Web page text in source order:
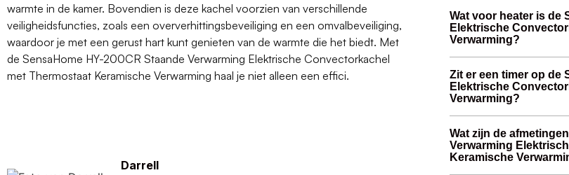
warmte in de kamer. Bovendien is deze kachel voorzien van verschillende
veiligheidsfuncties, zoals een oververhittingsbeveiliging en een omvalbeveiliging,
waardoor je met een gerust hart kunt genieten van de warmte die het biedt. Met
de SensaHome HY-200CR Staande Verwarming Elektrische Convectorkachel
met Thermostaat Keramische Verwarming haal je niet alleen een effici.
Darrell
Wat voor heater is de
Elektrische
Verwarming?
Zit er een timer op de
Elektrische
Verwarming?
Wat zijn de
Verwarming
Keramische